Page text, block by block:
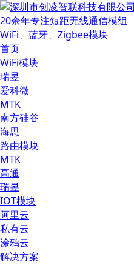
20余年专注短距无线通信模组
WiFi、蓝牙、Zigbee模块
首页
WiFi模块
瑞昱
爱科微
MTK
南方硅谷
海思
路由模块
MTK
高通
瑞昱
IOT模块
阿里云
私有云
涂鸦云
解决方案